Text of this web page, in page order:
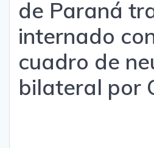
de Paraná
internado
cuadro de
bilateral por